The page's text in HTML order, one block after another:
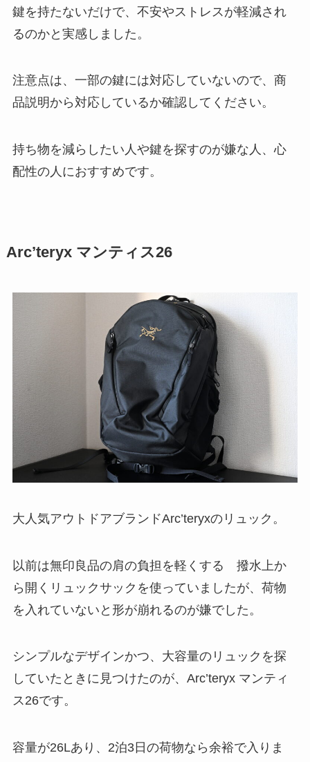
鍵を持たないだけで、不安やストレスが軽減され
るのかと実感しました。
注意点は、一部の鍵には対応していないので、商
品説明から対応しているか確認してください。
持ち物を減らしたい人や鍵を探すのが嫌な人、心
配性の人におすすめです。
Arc’teryx マンティス26
大人気アウトドアブランドArc’teryxのリュック。
以前は無印良品の肩の負担を軽くする 撥水上か
ら開くリュックサックを使っていましたが、荷物
を入れていないと形が崩れるのが嫌でした。
シンプルなデザインかつ、大容量のリュックを探
していたときに見つけたのが、Arc’teryx マンティ
ス26です。
容量が26Lあり、2泊3日の荷物なら余裕で入りま